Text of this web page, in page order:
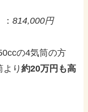
：814,000円
の4気筒の方
より約20万円も高